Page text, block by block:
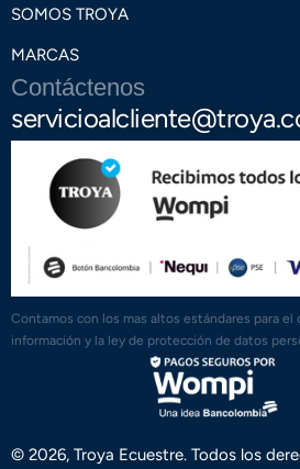
SOMOS TROYA
MARCAS
Contáctenos
Contamos con los mas altos estándares para el
información y la ley de protección de datos
© 2026, Troya Ecuestre. Todos los